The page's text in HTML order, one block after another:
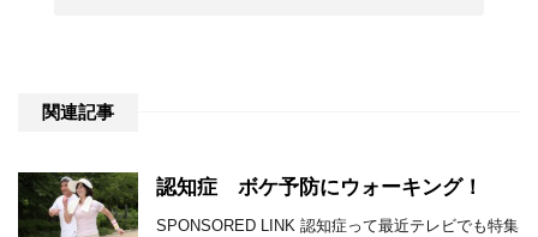
関連記事
認知症 ボケ予防にウォーキング！
SPONSORED LINK 認知症って最近テレビでも特集